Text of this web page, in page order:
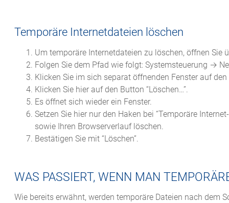
Temporäre Internetdateien löschen
Um temporäre Internetdateien zu löschen, öffnen Sie
Folgen Sie dem Pfad wie folgt: Systemsteuerung →
Klicken Sie im sich separat öffnenden Fenster auf den
Klicken Sie hier auf den Button “Löschen…”.
Es öffnet sich wieder ein Fenster.
Setzen Sie hier nur den Haken bei “Temporäre
sowie Ihren Browserverlauf löschen.
Bestätigen Sie mit “Löschen”.
WAS PASSIERT, WENN MAN
Wie bereits erwähnt, werden temporäre Dateien nach dem